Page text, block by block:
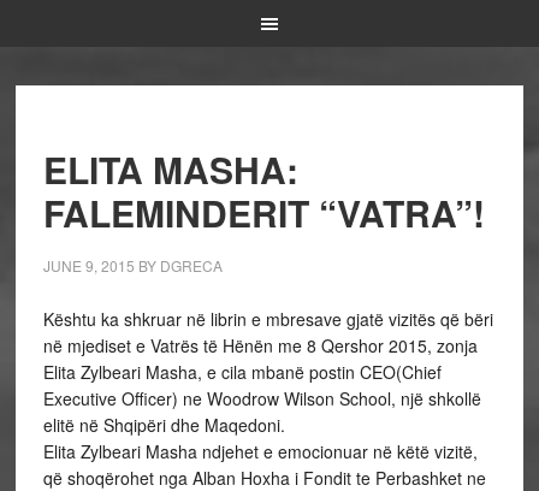
ELITA MASHA:
FALEMINDERIT “VATRA”!
JUNE 9, 2015 BY DGRECA
Kështu ka shkruar në librin e mbresave gjatë vizitës që bëri
në mjediset e Vatrës të Hënën me 8 Qershor 2015, zonja
Elita Zylbeari Masha, e cila mbanë postin CEO(Chief
Executive Officer) ne Woodrow Wilson School, një shkollë
elitë në Shqipëri dhe Maqedoni.
Elita Zylbeari Masha ndjehet e emocionuar në këtë vizitë,
që shoqërohet nga Alban Hoxha i Fondit te Perbashket ne